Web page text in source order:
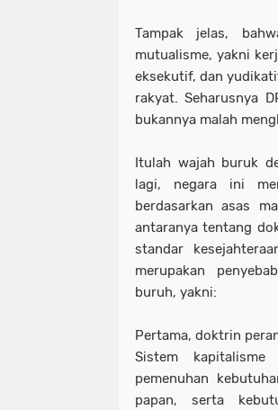
Tampak jelas,
mutualisme, yakni
eksekutif, dan
rakyat. Seharusnya
bukannya malah
Itulah wajah buruk
lagi, negara ini
berdasarkan asas
antaranya tentang
standar
merupakan
buruh, yakni:
Pertama, doktrin
Sistem
pemenuhan
papan, serta